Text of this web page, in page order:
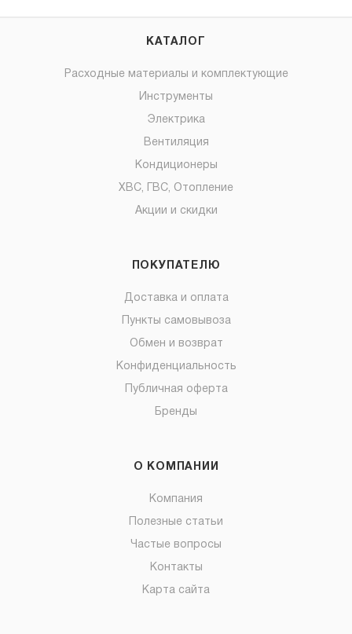
КАТАЛОГ
Расходные материалы и комплектующие
Инструменты
Электрика
Вентиляция
Кондиционеры
ХВС, ГВС, Отопление
Акции и скидки
ПОКУПАТЕЛЮ
Доставка и оплата
Пункты самовывоза
Обмен и возврат
Конфиденциальность
Публичная оферта
Бренды
О КОМПАНИИ
Компания
Полезные статьи
Частые вопросы
Контакты
Карта сайта